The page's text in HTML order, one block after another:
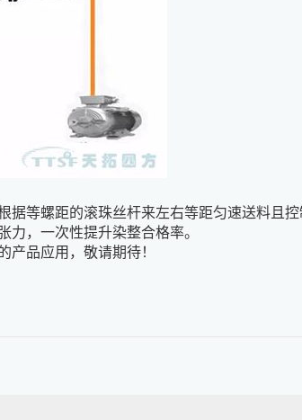
等螺距的滚珠丝杆来左右等距匀速送料且控
，一次性提升染整合格率。
品应用，敬请期待！